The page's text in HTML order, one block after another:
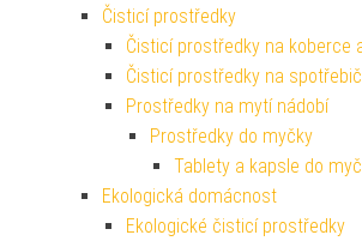
Čisticí prostředky
Čisticí prostředky na koberce
Čisticí prostředky na
Prostředky na mytí nádobí
Prostředky do myčky
Tablety a kapsle do
Ekologická domácnost
Ekologické čisticí prostředky